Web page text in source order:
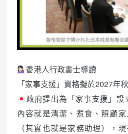
香港人行政書士導讀
「家事支援」資格擬於2027年
政府提出為「家事支援」設
內容就是清潔、煮食、照顧
（其實也就是家務助理），